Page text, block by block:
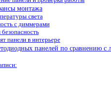
монтажа
света
с диммерами
панели в интерьере
панелей по сравнению с